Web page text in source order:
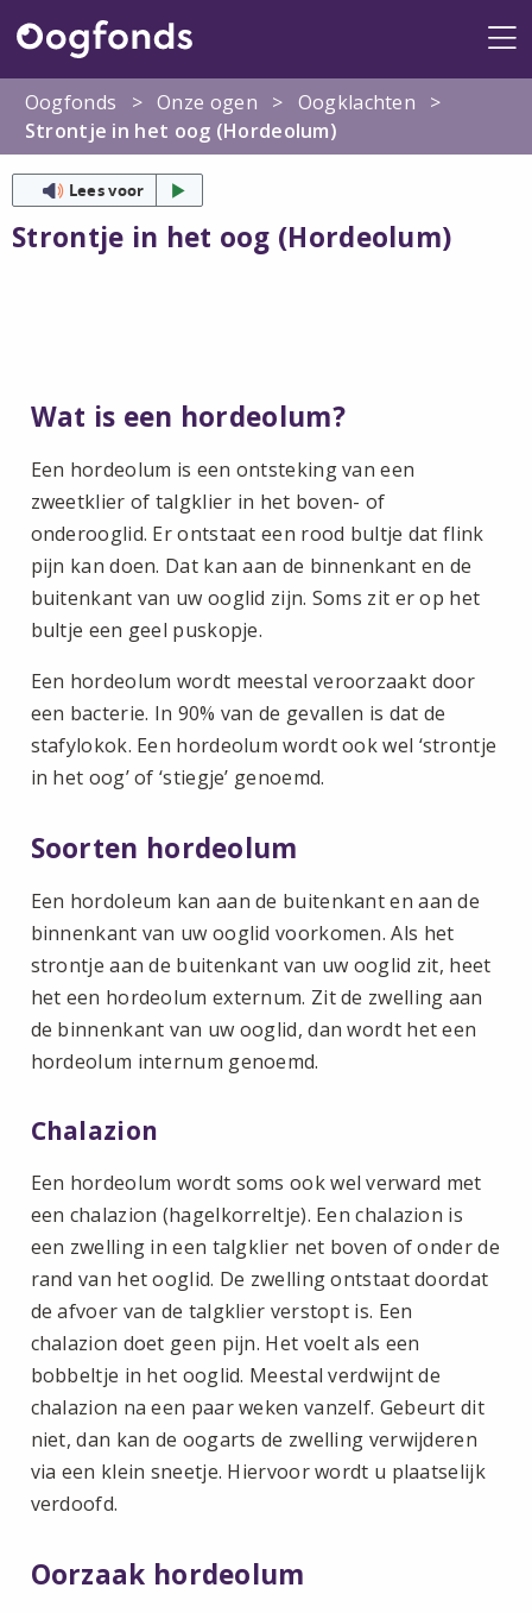
Oogfonds
> Onze ogen > Oogklachten
>
Strontje in het oog (Hordeolum)
Lees voor
Strontje in het oog (Hordeolum)
Wat is een hordeolum?
Een hordeolum is een ontsteking van een
zweetklier of talgklier in het boven- of
onderooglid. Er ontstaat een rood bultje dat flink
pijn kan doen. Dat kan aan de binnenkant en de
buitenkant van uw ooglid zijn. Soms zit er op het
bultje een geel puskopje.
Een hordeolum wordt meestal veroorzaakt door
een bacterie. In 90% van de gevallen is dat de
stafylokok. Een hordeolum wordt ook wel ‘strontje
in het oog’ of ‘stiegje’ genoemd.
Soorten hordeolum
Een hordoleum kan aan de buitenkant en aan de
binnenkant van uw ooglid voorkomen. Als het
strontje aan de buitenkant van uw ooglid zit, heet
het een hordeolum externum. Zit de zwelling aan
de binnenkant van uw ooglid, dan wordt het een
hordeolum internum genoemd.
Chalazion
Een hordeolum wordt soms ook wel verward met
een chalazion (hagelkorreltje). Een chalazion is
een zwelling in een talgklier net boven of onder de
rand van het ooglid. De zwelling ontstaat doordat
de afvoer van de talgklier verstopt is. Een
chalazion doet geen pijn. Het voelt als een
bobbeltje in het ooglid. Meestal verdwijnt de
chalazion na een paar weken vanzelf. Gebeurt dit
niet, dan kan de oogarts de zwelling verwijderen
via een klein sneetje. Hiervoor wordt u plaatselijk
verdoofd.
Oorzaak hordeolum